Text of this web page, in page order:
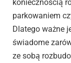
koniecznością
parkowaniem
Dlatego ważne
świadome
ze sobą